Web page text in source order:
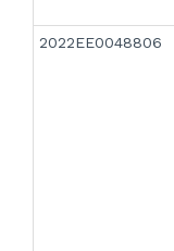
2022EE0048806